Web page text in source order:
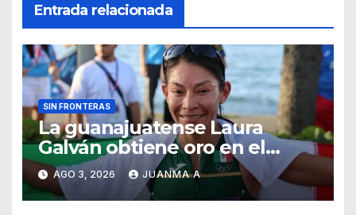
Entrada relacionada
SIN FRONTERAS
La guanajuatense Laura
Galván obtiene oro en el
medio maratón de Juegos
Centroamericanos
AGO 3, 2026 JUANMA A